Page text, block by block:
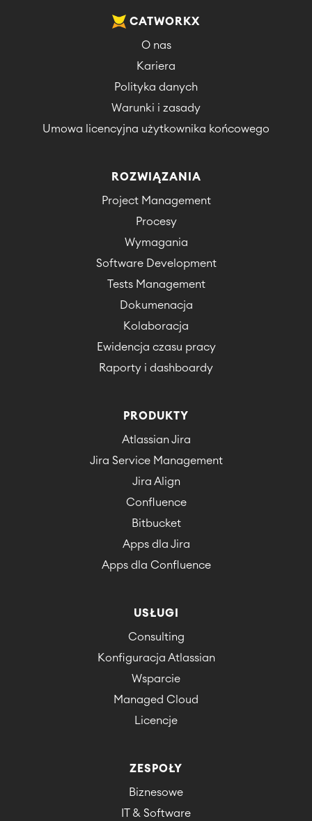
CATWORKX
O nas
Kariera
Polityka danych
Warunki i zasady
Umowa licencyjna użytkownika końcowego
ROZWIĄZANIA
Project Management
Procesy
Wymagania
Software Development
Tests Management
Dokumenacja
Kolaboracja
Ewidencja czasu pracy
Raporty i dashboardy
PRODUKTY
Atlassian Jira
Jira Service Management
Jira Align
Confluence
Bitbucket
Apps dla Jira
Apps dla Confluence
USŁUGI
Consulting
Konfiguracja Atlassian
Wsparcie
Managed Cloud
Licencje
ZESPOŁY
Biznesowe
IT & Software